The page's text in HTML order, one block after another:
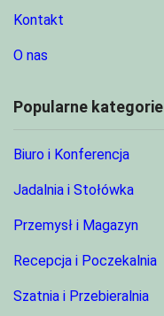
Kontakt
O nas
Popularne kategorie
Biuro i Konferencja
Jadalnia i Stołówka
Przemysł i Magazyn
Recepcja i Poczekalnia
Szatnia i Przebieralnia